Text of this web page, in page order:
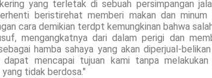
yang terletak di sebuah persimpangan
beristirehat memberi makan dan minum
cara demikian terdpt kemungkinan bahwa
mengangkatnya dari dalam perigi dan
hamba sahaya yang akan diperjual-
mencapai tujuan kami tanpa melakukan
tidak berdosa."